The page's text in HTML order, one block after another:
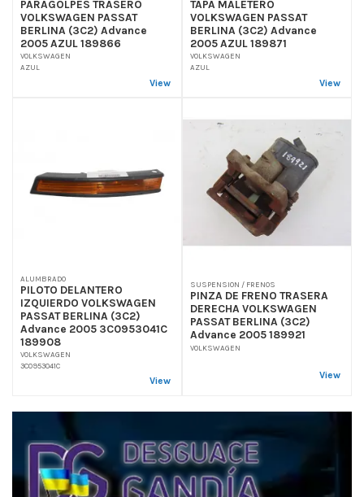
PARAGOLPES TRASERO
VOLKSWAGEN PASSAT
BERLINA (3C2) Advance
2005 AZUL 189866
VOLKSWAGEN
AZUL
View
TAPA MALETERO
VOLKSWAGEN PASSAT
BERLINA (3C2) Advance
2005 AZUL 189871
VOLKSWAGEN
AZUL
View
ALUMBRADO
PILOTO DELANTERO
IZQUIERDO VOLKSWAGEN
PASSAT BERLINA (3C2)
Advance 2005 3C0953041C
189908
VOLKSWAGEN
3C0953041C
View
SUSPENSION / FRENOS
PINZA DE FRENO TRASERA
DERECHA VOLKSWAGEN
PASSAT BERLINA (3C2)
Advance 2005 189921
VOLKSWAGEN
View